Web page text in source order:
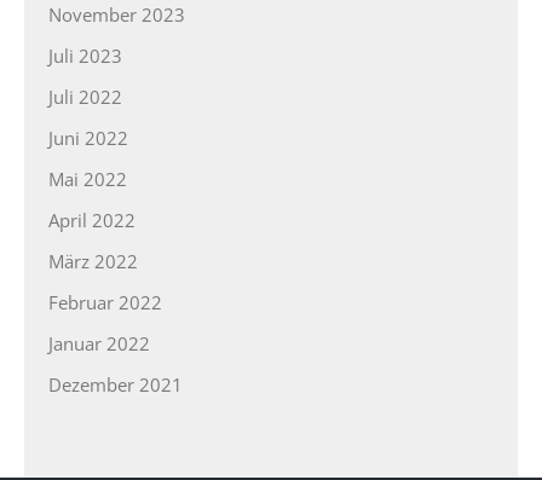
November 2023
Juli 2023
Juli 2022
Juni 2022
Mai 2022
April 2022
März 2022
Februar 2022
Januar 2022
Dezember 2021